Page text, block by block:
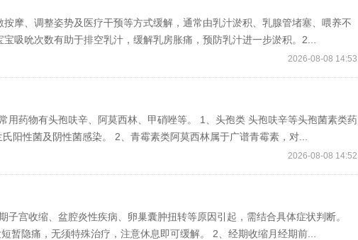
摩、调整姿势及医疗干预等方式缓解，通常由乳汁淤积、乳腺管堵塞、喂养不
吸吮次数有助于排空乳汁，缓解乳房胀痛，预防乳汁进一步淤积。2...
2026-08-08 14:53
用药物有头孢呋辛、阿莫西林、甲硝唑等。 1、头孢类 头孢呋辛等头孢菌素类药
阳性菌及阴性菌感染。 2、青霉素类阿莫西林属于广谱青霉素，对...
2026-08-08 14:52
子宫收缩、盆腔炎性疾病、卵巢囊肿扭转等原因引起，需结合具体症状判断。
暂隐痛，无须特殊治疗，注意休息即可缓解。 2、经期收缩月经期前...